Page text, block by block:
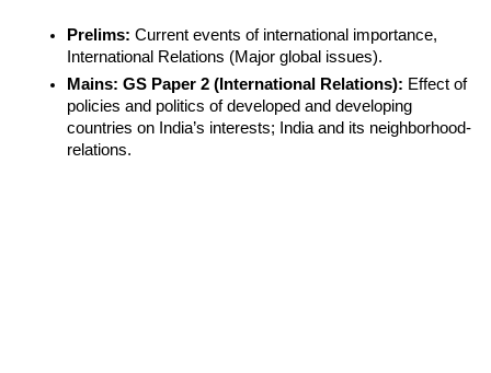
Prelims: Current events of international importance,
International Relations (Major global issues).
Mains: GS Paper 2 (International Relations): Effect of
policies and politics of developed and developing
countries on India’s interests; India and its neighborhood-
relations.